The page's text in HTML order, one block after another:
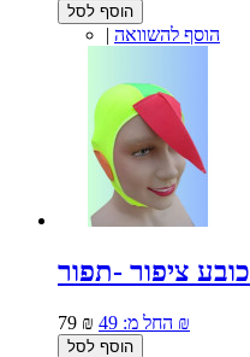
הוסף לסל
| הוסף להשוואה
כובע ציפור -תפור
79 ₪ החל מ: 49 ₪
הוסף לסל